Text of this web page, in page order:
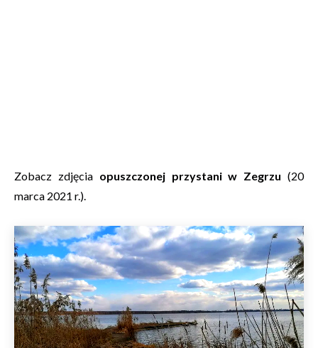
Zobacz zdjęcia opuszczonej przystani w Zegrzu (20
marca 2021 r.).